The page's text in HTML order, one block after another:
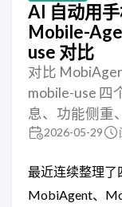
AI 自动用
Mobile-
use 对比
对比
mobile-use 四
息、功能侧重
2026-05-29
最近连续整理了
MobiAgent、